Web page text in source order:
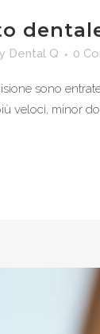
Dental Q 0
sono
veloci, minor